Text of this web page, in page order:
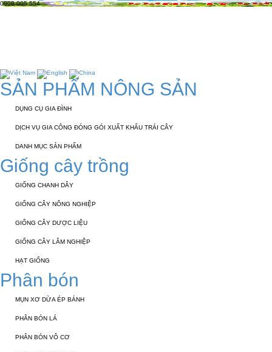
0908 005 554
SẢN PHẨM NÔNG SẢN
DỤNG CỤ GIA ĐÌNH
DỊCH VỤ GIA CÔNG ĐÓNG GÓI XUẤT KHẨU TRÁI CÂY
DANH MỤC SẢN PHẨM
Giống cây trồng
GIỐNG CHANH DÂY
GIỐNG CÂY NÔNG NGHIỆP
GIỐNG CÂY DƯỢC LIỆU
GIỐNG CÂY LÂM NGHIỆP
HẠT GIỐNG
Phân bón
MỤN XƠ DỪA ÉP BÁNH
PHÂN BÓN LÁ
PHÂN BÓN VÔ CƠ